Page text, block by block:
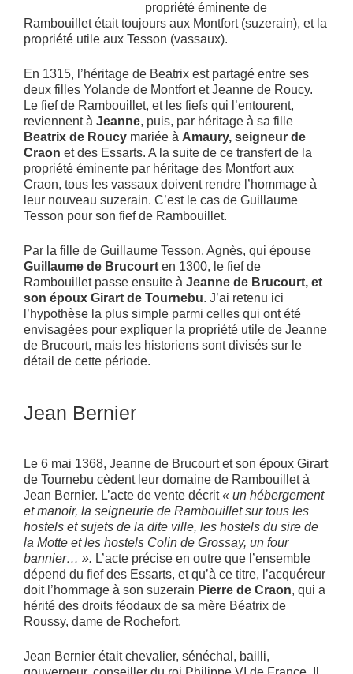
propriété éminente de
Rambouillet était toujours aux Montfort (suzerain), et la
propriété utile aux Tesson (vassaux).
En 1315, l’héritage de Beatrix est partagé entre ses
deux filles Yolande de Montfort et Jeanne de Roucy.
Le fief de Rambouillet, et les fiefs qui l’entourent,
reviennent à Jeanne, puis, par héritage à sa fille
Beatrix de Roucy mariée à Amaury, seigneur de
Craon et des Essarts. A la suite de ce transfert de la
propriété éminente par héritage des Montfort aux
Craon, tous les vassaux doivent rendre l’hommage à
leur nouveau suzerain. C’est le cas de Guillaume
Tesson pour son fief de Rambouillet.
Par la fille de Guillaume Tesson, Agnès, qui épouse
Guillaume de Brucourt en 1300, le fief de
Rambouillet passe ensuite à Jeanne de Brucourt, et
son époux Girart de Tournebu. J’ai retenu ici
l’hypothèse la plus simple parmi celles qui ont été
envisagées pour expliquer la propriété utile de Jeanne
de Brucourt, mais les historiens sont divisés sur le
détail de cette période.
Jean Bernier
Le 6 mai 1368, Jeanne de Brucourt et son époux Girart
de Tournebu cèdent leur domaine de Rambouillet à
Jean Bernier. L’acte de vente décrit« un hébergement
et manoir, la seigneurie de Rambouillet sur tous les
hostels et sujets de la dite ville, les hostels du sire de
la Motte et les hostels Colin de Grossay, un four
bannier… ». L’acte précise en outre que l’ensemble
dépend du fief des Essarts, et qu’à ce titre, l’acquéreur
doit l’hommage à son suzerain Pierre de Craon, qui a
hérité des droits féodaux de sa mère Béatrix de
Roussy, dame de Rochefort.
Jean Bernier était chevalier, sénéchal, bailli,